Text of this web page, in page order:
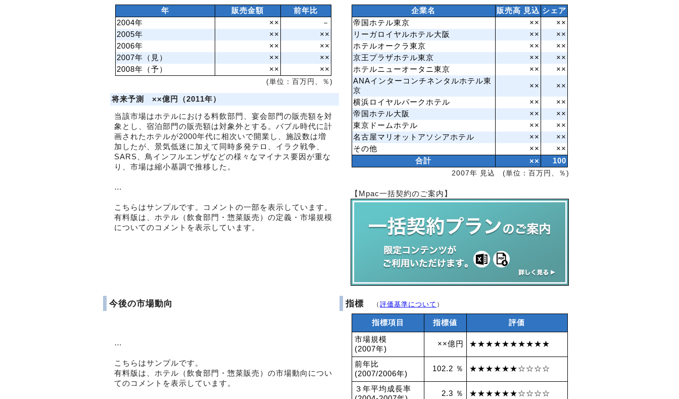
年 販売金額
前年比
2004年
××
－
2005年
××
××
2006年
××
××
2007年（見）
××
××
2008年（予）
××
××
(単位：百万円、％)
将来予測 ××億円（2011年）
当該市場はホテルにおける料飲部門、宴会部門の販売額を対
象とし、宿泊部門の販売額は対象外とする。バブル時代に計
画されたホテルが2000年代に相次いで開業し、施設数は増
加したが、景気低迷に加えて同時多発テロ、イラク戦争、
SARS、鳥インフルエンザなどの様々なマイナス要因が重な
り、市場は縮小基調で推移した。
…
こちらはサンプルです。コメントの一部を表示しています。
有料版は、ホテル（飲食部門・惣菜販売）の定義・市場規模
についてのコメントを表示しています。
企業名 販売高 見込 シェア
帝国ホテル東京
××
××
リーガロイヤルホテル大阪
××
××
ホテルオークラ東京
××
××
京王プラザホテル東京
××
××
ホテルニューオータニ東京
××
××
ANAインターコンチネンタルホテル東
京
××
××
横浜ロイヤルパークホテル
××
××
帝国ホテル大阪
××
××
東京ドームホテル
××
××
名古屋マリオットアソシアホテル
××
××
その他
××
××
合計
××
100
2007年 見込 (単位：百万円、％)
【Mpac一括契約のご案内】
今後の市場動向
…
こちらはサンプルです。
有料版は、ホテル（飲食部門・惣菜販売）の市場動向につい
てのコメントを表示しています。
指標 （ 評価基準について ）
指標項目 指標値 評価
市場規模
(2007年)
××億円 ★★★★★★★★★★
前年比
(2007/2006年)
102.2 ％ ★★★★★★☆☆☆☆
３年平均成長率
2.3 ％ ★★★★★★☆☆☆☆